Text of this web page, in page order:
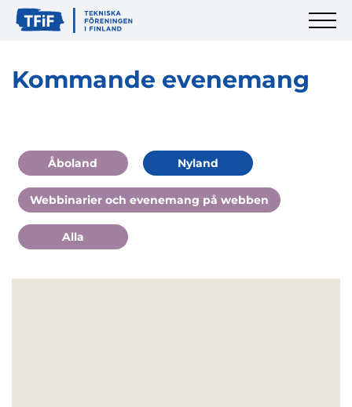
Kommande evenemang
Åboland Nyland
Webbinarier och evenemang på webben
Alla